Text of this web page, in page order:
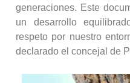
generaciones. Este
un desarrollo
respeto por nuestro
declarado el concejal de